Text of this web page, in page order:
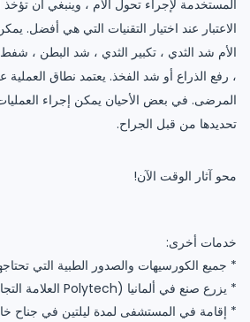
المستخدمة لإجراء تحول الأم ، وينبغي أن
الاعتبار عند اختيار التقنيات التي هي أفضل.
الأم شد الثدي ، تكبير الثدي ، شد البطن ،
، رفع الذراع أو شد الفخذ. يعتمد نطاق
المرضى. في بعض الأحيان يمكن إجراء
تحديدها من قبل الجراح.
محو آثار الوقت الآن!
خدمات أخرى:
* جميع الكورسيهات والصدور الطبية التي
* يزرع صنع في ألمانيا (Polytech العلامة التجارية)
* إقامة في المستشفى لمدة ليلتين في جناح